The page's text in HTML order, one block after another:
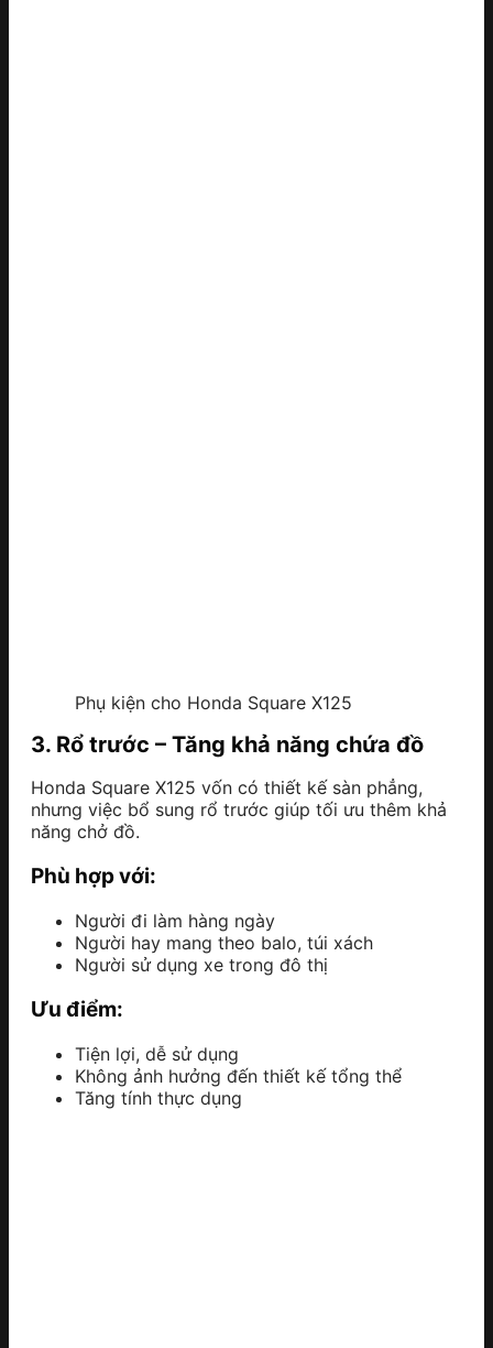
Phụ kiện cho Honda Square X125
3. Rổ trước – Tăng khả năng chứa đồ
Honda Square X125 vốn có thiết kế sàn phẳng,
nhưng việc bổ sung rổ trước giúp tối ưu thêm khả
năng chở đồ.
Phù hợp với:
Người đi làm hàng ngày
Người hay mang theo balo, túi xách
Người sử dụng xe trong đô thị
Ưu điểm:
Tiện lợi, dễ sử dụng
Không ảnh hưởng đến thiết kế tổng thể
Tăng tính thực dụng